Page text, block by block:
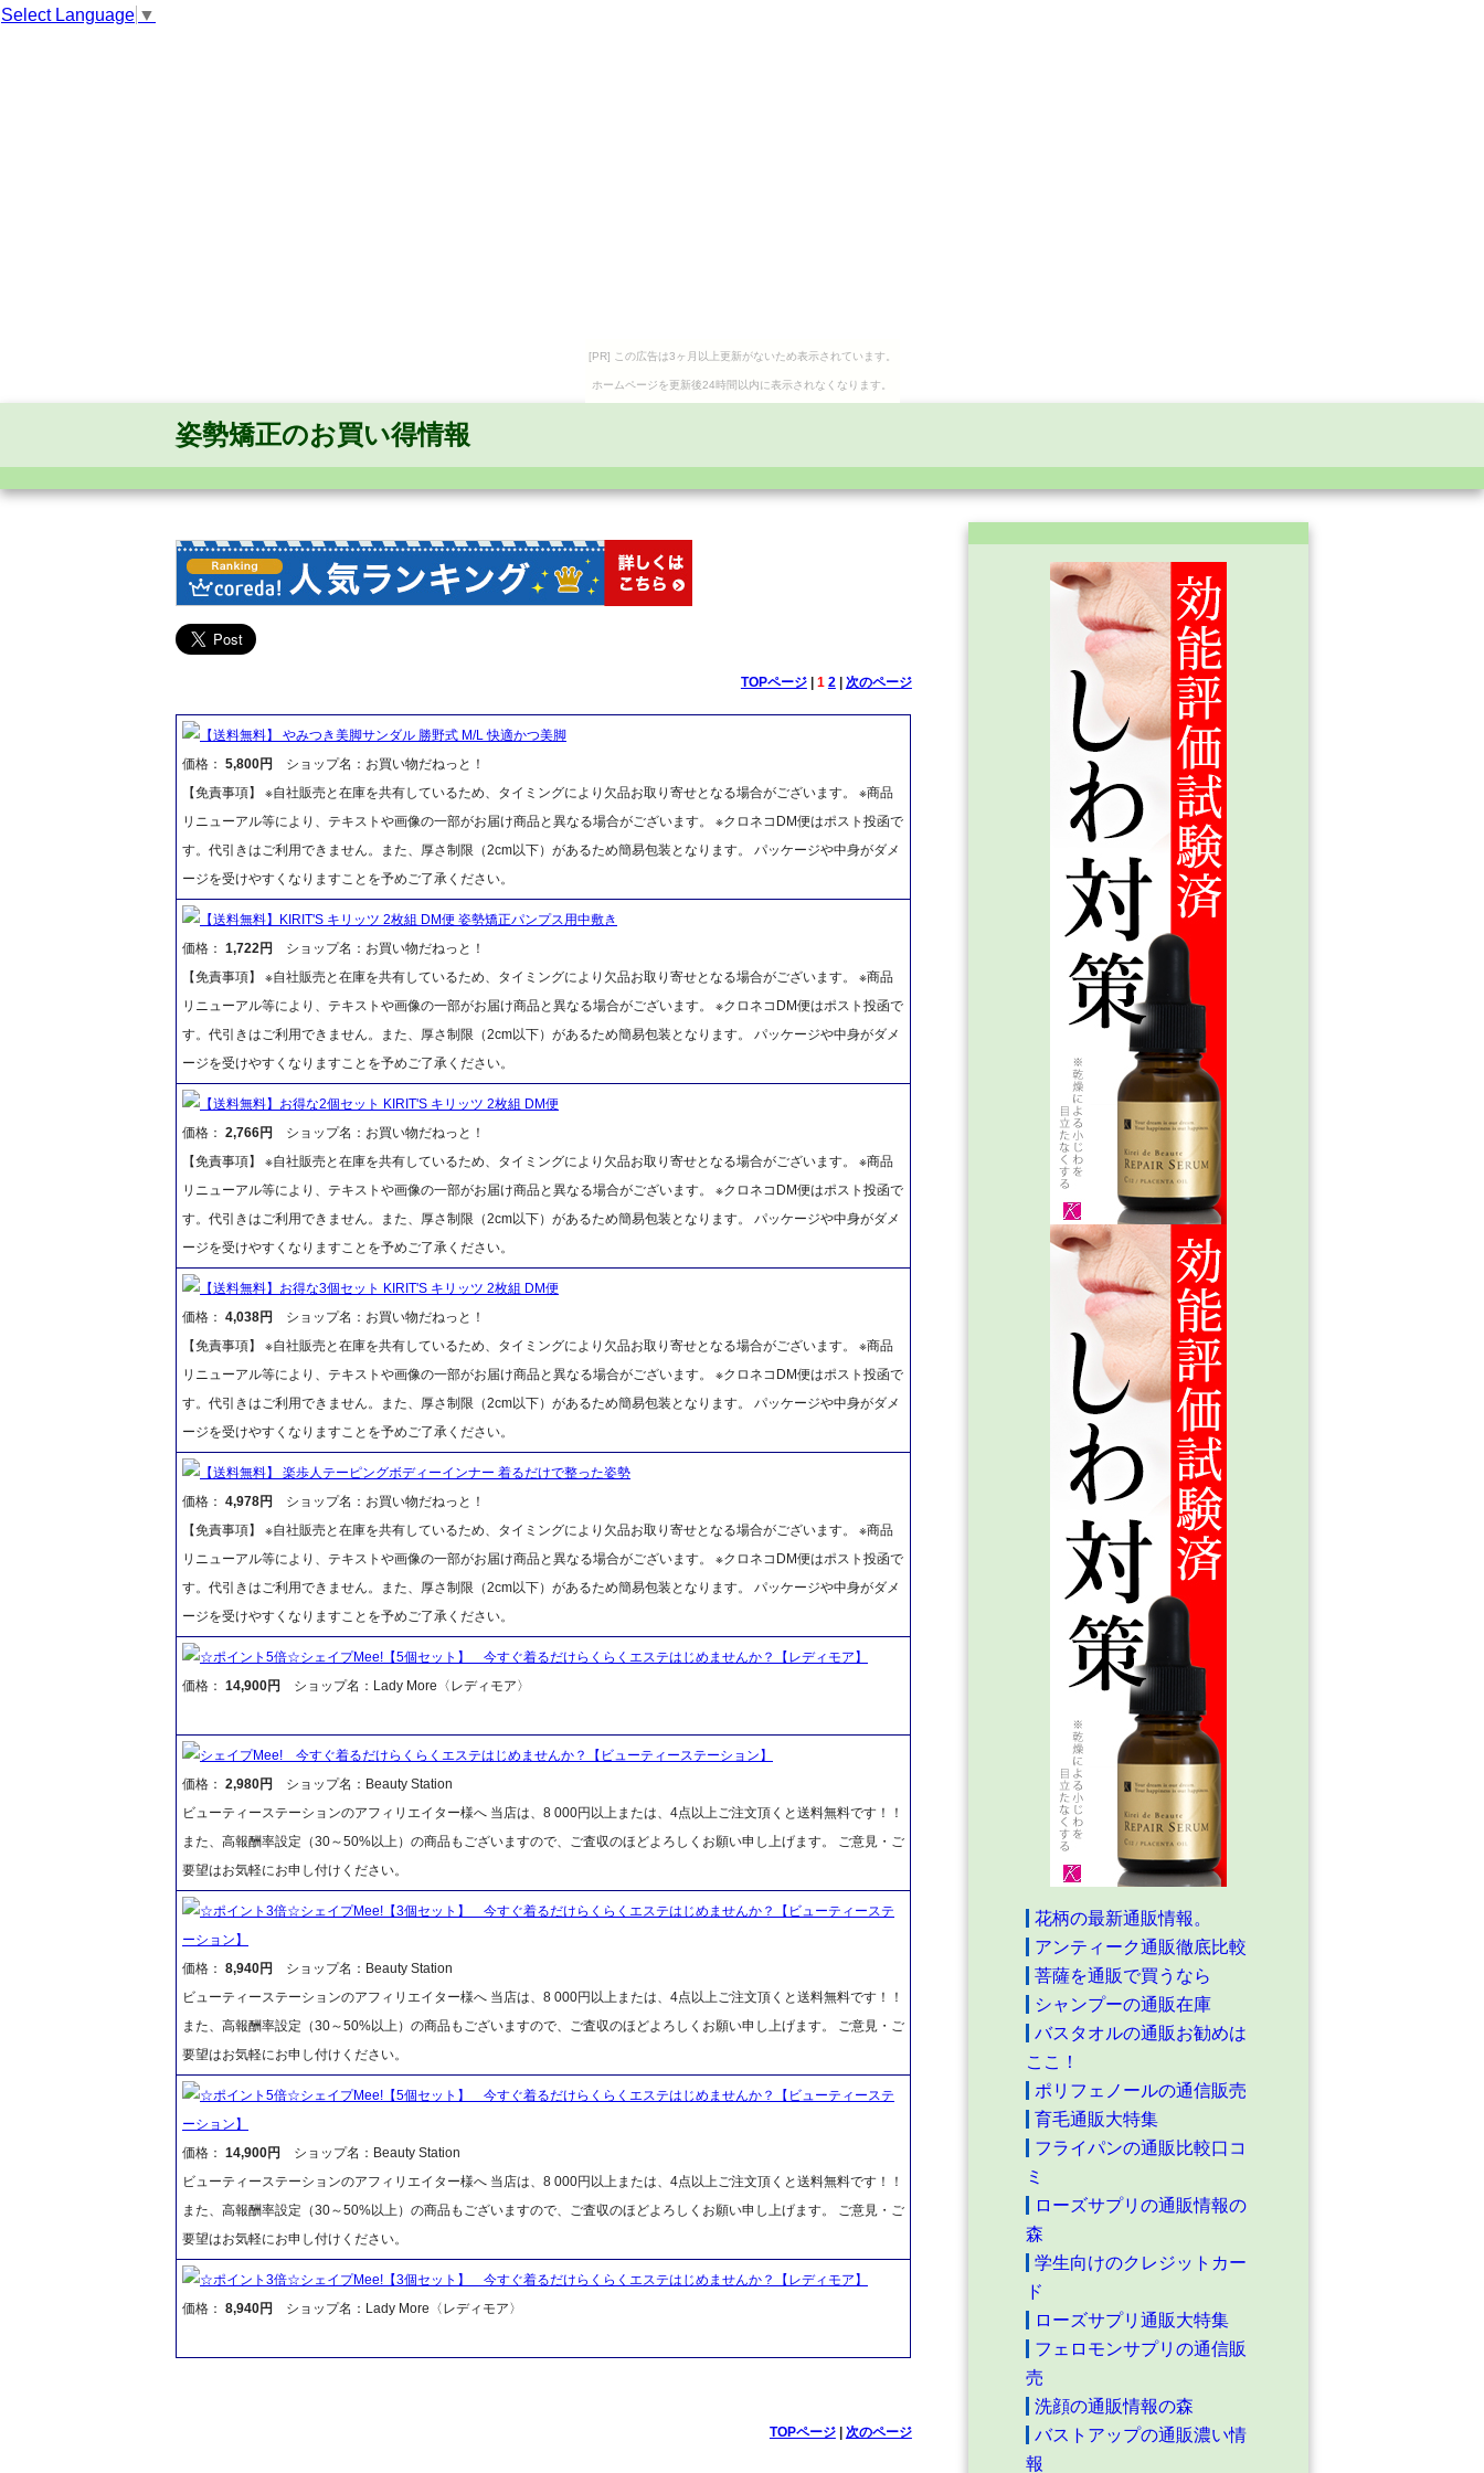
Select Language ▼
[PR] この広告は3ヶ月以上更新がないため表示されています。
ホームページを更新後24時間以内に表示されなくなります。
姿勢矯正のお買い得情報
TOPページ| 1 2| 次のページ
【送料無料】 やみつき美脚サンダル 勝野式 M/L 快適かつ美脚
価格： 5,800円
ショップ名：お買い物だねっと！
【免責事項】 ※自社販売と在庫を共有しているため、タイミングにより欠品お取り寄せとなる場合がございます。 ※商品
リニューアル等により、テキストや画像の一部がお届け商品と異なる場合がございます。 ※クロネコDM便はポスト投函で
す。代引きはご利用できません。また、厚さ制限（2cm以下）があるため簡易包装となります。 パッケージや中身がダメ
ージを受けやすくなりますことを予めご了承ください。
【送料無料】KIRIT'S キリッツ 2枚組 DM便 姿勢矯正パンプス用中敷き
価格： 1,722円
ショップ名：お買い物だねっと！
【免責事項】 ※自社販売と在庫を共有しているため、タイミングにより欠品お取り寄せとなる場合がございます。 ※商品
リニューアル等により、テキストや画像の一部がお届け商品と異なる場合がございます。 ※クロネコDM便はポスト投函で
す。代引きはご利用できません。また、厚さ制限（2cm以下）があるため簡易包装となります。 パッケージや中身がダメ
ージを受けやすくなりますことを予めご了承ください。
【送料無料】お得な2個セット KIRIT'S キリッツ 2枚組 DM便
価格： 2,766円
ショップ名：お買い物だねっと！
【免責事項】 ※自社販売と在庫を共有しているため、タイミングにより欠品お取り寄せとなる場合がございます。 ※商品
リニューアル等により、テキストや画像の一部がお届け商品と異なる場合がございます。 ※クロネコDM便はポスト投函で
す。代引きはご利用できません。また、厚さ制限（2cm以下）があるため簡易包装となります。 パッケージや中身がダメ
ージを受けやすくなりますことを予めご了承ください。
【送料無料】お得な3個セット KIRIT'S キリッツ 2枚組 DM便
価格： 4,038円
ショップ名：お買い物だねっと！
【免責事項】 ※自社販売と在庫を共有しているため、タイミングにより欠品お取り寄せとなる場合がございます。 ※商品
リニューアル等により、テキストや画像の一部がお届け商品と異なる場合がございます。 ※クロネコDM便はポスト投函で
す。代引きはご利用できません。また、厚さ制限（2cm以下）があるため簡易包装となります。 パッケージや中身がダメ
ージを受けやすくなりますことを予めご了承ください。
【送料無料】 楽歩人テーピングボディーインナー 着るだけで整った姿勢
価格： 4,978円
ショップ名：お買い物だねっと！
【免責事項】 ※自社販売と在庫を共有しているため、タイミングにより欠品お取り寄せとなる場合がございます。 ※商品
リニューアル等により、テキストや画像の一部がお届け商品と異なる場合がございます。 ※クロネコDM便はポスト投函で
す。代引きはご利用できません。また、厚さ制限（2cm以下）があるため簡易包装となります。 パッケージや中身がダメ
ージを受けやすくなりますことを予めご了承ください。
☆ポイント5倍☆シェイプMee!【5個セット】 今すぐ着るだけらくらくエステはじめませんか？【レディモア】
価格： 14,900円 ショップ名：Lady More〈レディモア〉
シェイプMee! 今すぐ着るだけらくらくエステはじめませんか？【ビューティーステーション】
価格： 2,980円
ショップ名：Beauty Station
ビューティーステーションのアフィリエイター様へ 当店は、8 000円以上または、4点以上ご注文頂くと送料無料です！！
また、高報酬率設定（30～50%以上）の商品もございますので、ご査収のほどよろしくお願い申し上げます。 ご意見・ご
要望はお気軽にお申し付けください。
☆ポイント3倍☆シェイプMee!【3個セット】 今すぐ着るだけらくらくエステはじめませんか？【ビューティーステ
ーション】
価格： 8,940円
ショップ名：Beauty Station
ビューティーステーションのアフィリエイター様へ 当店は、8 000円以上または、4点以上ご注文頂くと送料無料です！！
また、高報酬率設定（30～50%以上）の商品もございますので、ご査収のほどよろしくお願い申し上げます。 ご意見・ご
要望はお気軽にお申し付けください。
☆ポイント5倍☆シェイプMee!【5個セット】 今すぐ着るだけらくらくエステはじめませんか？【ビューティーステ
ーション】
価格： 14,900円
ショップ名：Beauty Station
ビューティーステーションのアフィリエイター様へ 当店は、8 000円以上または、4点以上ご注文頂くと送料無料です！！
また、高報酬率設定（30～50%以上）の商品もございますので、ご査収のほどよろしくお願い申し上げます。 ご意見・ご
要望はお気軽にお申し付けください。
☆ポイント3倍☆シェイプMee!【3個セット】 今すぐ着るだけらくらくエステはじめませんか？【レディモア】
価格： 8,940円 ショップ名：Lady More〈レディモア〉
TOPページ| 次のページ
花柄の最新通販情報。
アンティーク通販徹底比較
菩薩を通販で買うなら
シャンプーの通販在庫
バスタオルの通販お勧めは
ここ！
ポリフェノールの通信販売
育毛通販大特集
フライパンの通販比較口コ
ミ
ローズサプリの通販情報の
森
学生向けのクレジットカー
ド
ローズサプリ通販大特集
フェロモンサプリの通信販
売
洗顔の通販情報の森
バストアップの通販濃い情
報